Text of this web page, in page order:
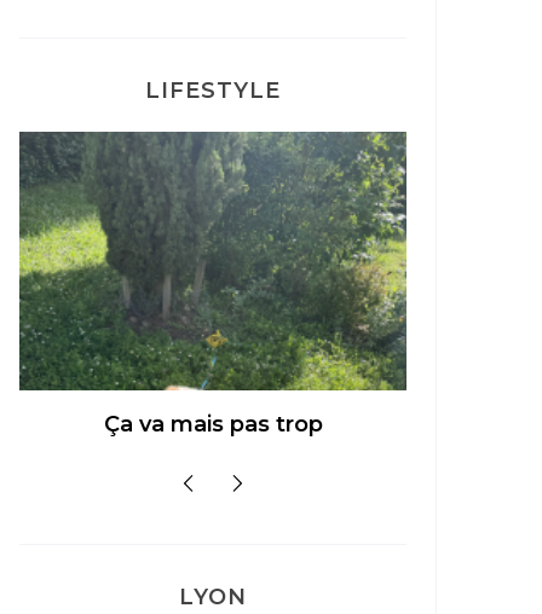
LIFESTYLE
Ça va mais pas trop
LYON